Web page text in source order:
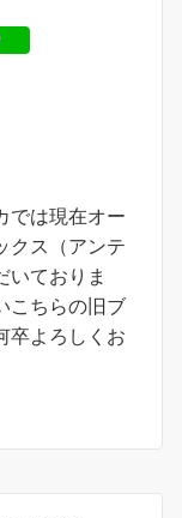
では現在オー
クス（アンテ
いておりま
こちらの旧ブ
卒よろしくお